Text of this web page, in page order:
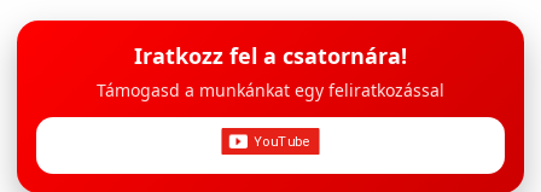
Iratkozz fel a csatornára!
Támogasd a munkánkat egy feliratkozással